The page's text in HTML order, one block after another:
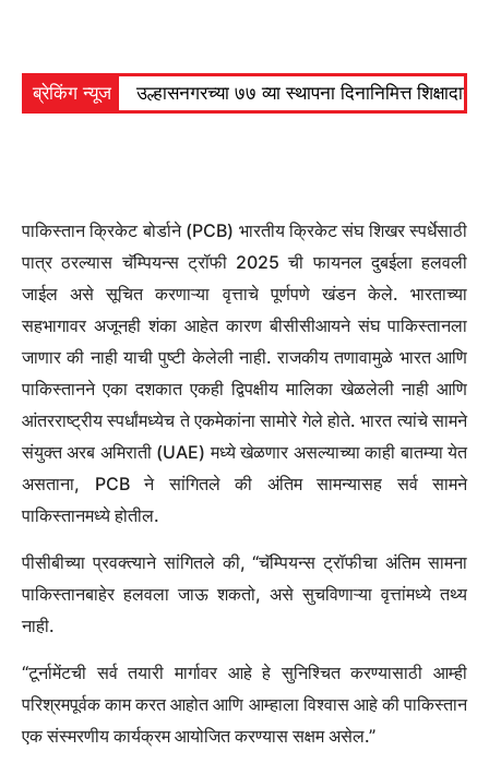
ब्रेकिंग न्यूज उल्हासनगरच्या ७७ व्या स्थापना दिनानिमित्त
पाकिस्तान क्रिकेट बोर्डाने (PCB) भारतीय क्रिकेट संघ शिखर स्पर्धेसाठी
पात्र ठरल्यास चॅम्पियन्स ट्रॉफी 2025 ची फायनल दुबईला हलवली
जाईल असे सूचित करणाऱ्या वृत्ताचे पूर्णपणे खंडन केले. भारताच्या
सहभागावर अजूनही शंका आहेत कारण बीसीसीआयने संघ पाकिस्तानला
जाणार की नाही याची पुष्टी केलेली नाही. राजकीय तणावामुळे भारत आणि
पाकिस्तानने एका दशकात एकही द्विपक्षीय मालिका खेळलेली नाही आणि
आंतरराष्ट्रीय स्पर्धांमध्येच ते एकमेकांना सामोरे गेले होते. भारत त्यांचे सामने
संयुक्त अरब अमिराती (UAE) मध्ये खेळणार असल्याच्या काही बातम्या येत
असताना, PCB ने सांगितले की अंतिम सामन्यासह सर्व सामने
पाकिस्तानमध्ये होतील.
पीसीबीच्या प्रवक्त्याने सांगितले की, “चॅम्पियन्स ट्रॉफीचा अंतिम सामना
पाकिस्तानबाहेर हलवला जाऊ शकतो, असे सुचविणाऱ्या वृत्तांमध्ये तथ्य
नाही.
“टूर्नामेंटची सर्व तयारी मार्गावर आहे हे सुनिश्चित करण्यासाठी आम्ही
परिश्रमपूर्वक काम करत आहोत आणि आम्हाला विश्वास आहे की पाकिस्तान
एक संस्मरणीय कार्यक्रम आयोजित करण्यास सक्षम असेल.”